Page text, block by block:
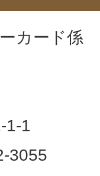
カード係
1-1
3055​​​​​​​